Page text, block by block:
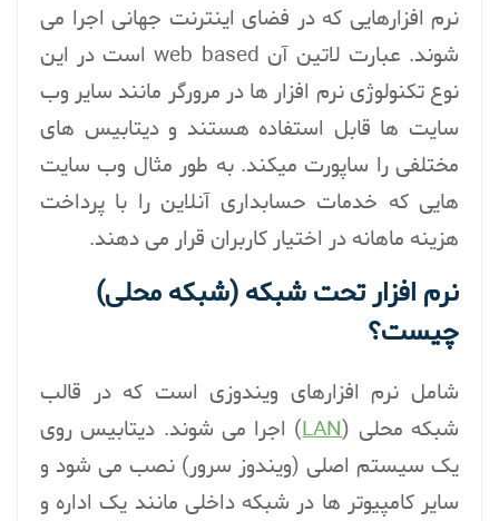
نرم افزارهایی که در فضای اینترنت جهانی اجرا می
شوند. عبارت لاتین آن web based است در این
نوع تکنولوژی نرم افزار ها در مرورگر مانند سایر وب
سایت ها قابل استفاده هستند و دیتابیس های
مختلفی را ساپورت میکند. به طور مثال وب سایت
هایی که خدمات حسابداری آنلاین را با پرداخت
هزینه ماهانه در اختیار کاربران قرار می دهند.
نرم افزار تحت شبکه (شبکه محلی)
چیست؟
شامل نرم افزارهای ویندوزی است که در قالب
شبکه محلی (LAN) اجرا می شوند. دیتابیس روی
یک سیستم اصلی (ویندوز سرور) نصب می شود و
سایر کامپیوتر ها در شبکه داخلی مانند یک اداره و